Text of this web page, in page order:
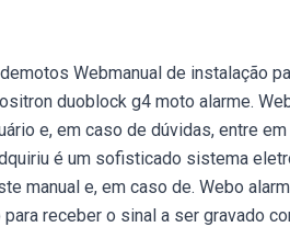
Webmanual de instalação
duoblock g4 moto alarme.
e, em caso de dúvidas, entre
é um sofisticado sistema
manual e, em caso de. Webo
receber o sinal a ser gravado